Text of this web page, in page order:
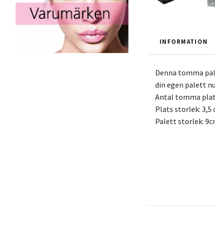
INFORMATION
Denna tomma
din egen palett
Antal tomma
Plats storlek: 3,5
Palett storlek: